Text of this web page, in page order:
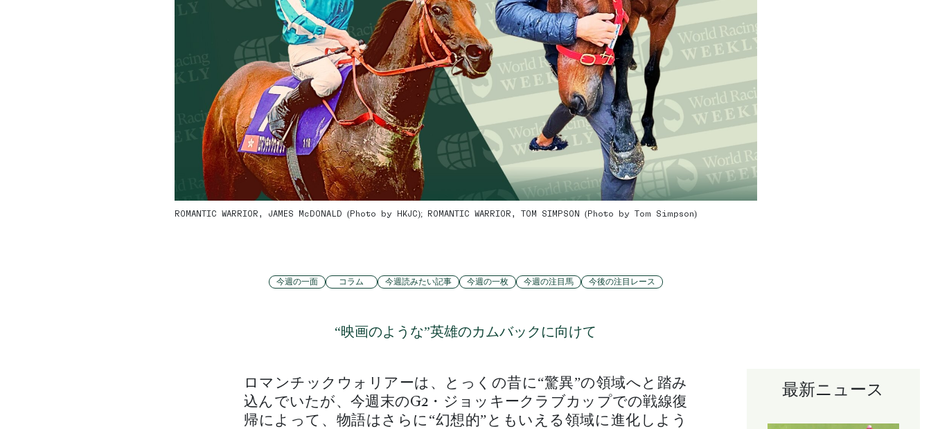
ROMANTIC WARRIOR, JAMES McDONALD (Photo by HKJC); ROMANTIC WARRIOR, TOM SIMPSON (Photo by Tom Simpson)
最新ニュース
今週の一面 コラム 今週読みたい記事 今週の一枚 今週の注目馬 今後の注目レース
“映画のような”英雄のカムバックに向けて
ロマンチックウォリアーは、とっくの昔に“驚異”の領域へと踏み
込んでいたが、今週末のG2・ジョッキークラブカップでの戦線復
帰によって、物語はさらに“幻想的”ともいえる領域に進化しよう